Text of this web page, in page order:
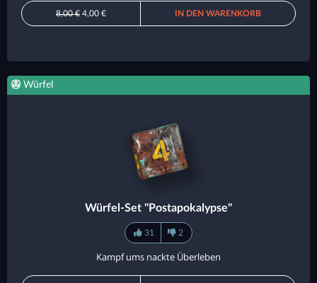
8,00 € 4,00 € IN DEN WARENKORB
Würfel
Würfel-Set "Postapokalypse"
31 2
Kampf ums nackte Überleben